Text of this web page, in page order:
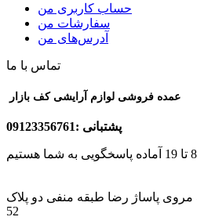
حساب کاربری من
سفارشات من
آدرس‌های من
تماس با ما
پشتبانی :09123356761
مروی پاساژ رضا طبقه منفی دو پلاک
52